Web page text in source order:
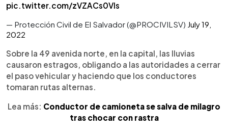
pic.twitter.com/zVZACs0Vls
— Protección Civil de El Salvador (@PROCIVILSV) July 19,
2022
Sobre la 49 avenida norte, en la capital, las lluvias
causaron estragos, obligando a las autoridades a cerrar
el paso vehicular y haciendo que los conductores
tomaran rutas alternas.
Lea más: Conductor de camioneta se salva de milagro
tras chocar con rastra